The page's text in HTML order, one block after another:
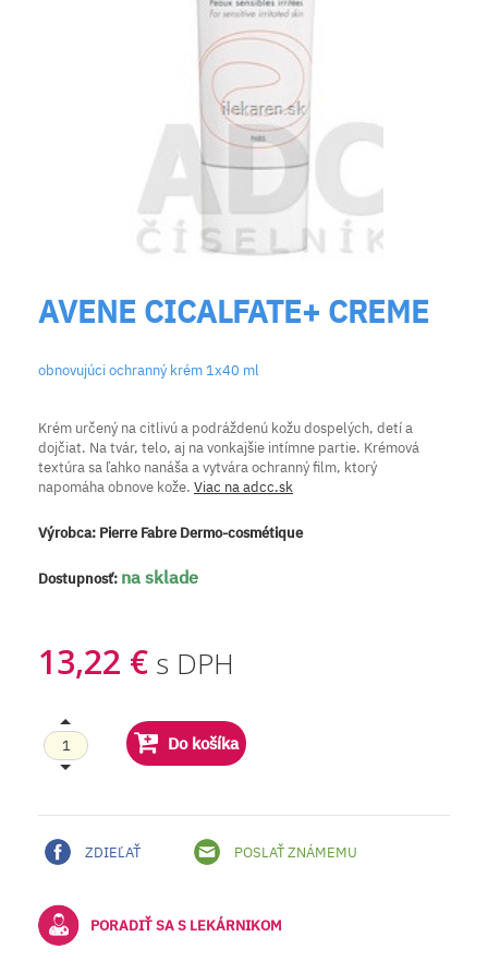
AVENE CICALFATE+ CREME
obnovujúci ochranný krém 1x40 ml
Krém určený na citlivú a podráždenú kožu dospelých, detí a
dojčiat. Na tvár, telo, aj na vonkajšie intímne partie. Krémová
textúra sa ľahko nanáša a vytvára ochranný film, ktorý
napomáha obnove kože. Viac na adcc.sk
Výrobca: Pierre Fabre Dermo-cosmétique
Dostupnosť: na sklade
13,22 € s DPH
Do košíka
ZDIEĽAŤ POSLAŤ ZNÁMEMU
PORADIŤ SA S LEKÁRNIKOM